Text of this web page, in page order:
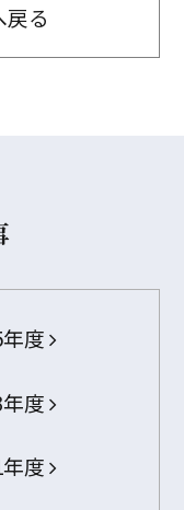
る
年度
年度
年度